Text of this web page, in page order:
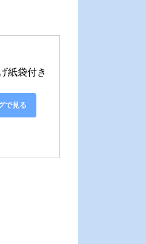
紙袋付き
で見る